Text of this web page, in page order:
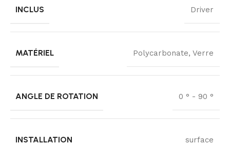
INCLUS Driver
MATÉRIEL Polycarbonate, Verre
ANGLE DE ROTATION 0 ° - 90 °
INSTALLATION surface